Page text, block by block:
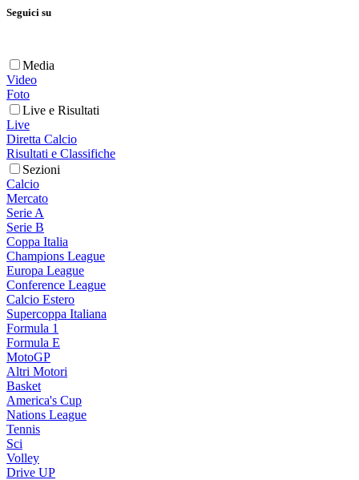
Seguici su
Media
Video
Foto
Live e Risultati
Live
Diretta Calcio
Risultati e Classifiche
Sezioni
Calcio
Mercato
Serie A
Serie B
Coppa Italia
Champions League
Europa League
Conference League
Calcio Estero
Supercoppa Italiana
Formula 1
Formula E
MotoGP
Altri Motori
Basket
America's Cup
Nations League
Tennis
Sci
Volley
Drive UP